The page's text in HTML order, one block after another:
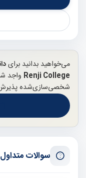
می‌خواهید بدانید برای
Renji College واجد
شخصی‌سازی‌شده پذیرش
سوالات متداول